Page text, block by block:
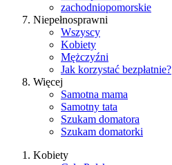
zachodniopomorskie
Niepełnosprawni
Wszyscy
Kobiety
Mężczyźni
Jak korzystać bezpłatnie?
Więcej
Samotna mama
Samotny tata
Szukam domatora
Szukam domatorki
Kobiety